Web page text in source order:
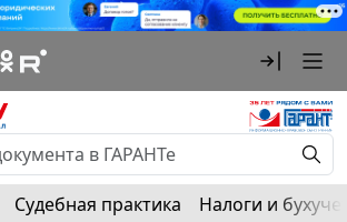
Судебная практика Налоги и